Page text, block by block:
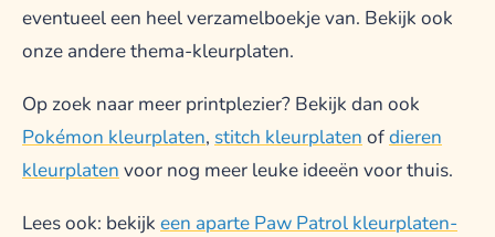
eventueel een heel verzamelboekje van. Bekijk ook
onze andere thema-kleurplaten.
Op zoek naar meer printplezier? Bekijk dan ook
Pokémon kleurplaten, stitch kleurplaten ofdieren
kleurplaten voor nog meer leuke ideeën voor thuis.
Lees ook: bekijk een aparte Paw Patrol kleurplaten-